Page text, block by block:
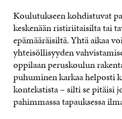
Koulutukseen kohdistuvat
keskenään ristiriitaisilta tai
epämääräisiltä. Yhtä aikaa
yhteisöllisyyden
oppilaan peruskoulun
puhuminen karkaa helposti
kontekstista – silti se pitäisi
pahimmassa tapauksessa